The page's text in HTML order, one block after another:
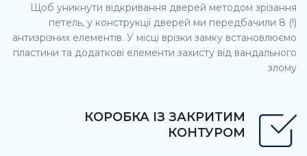
Щоб уникнути відкривання дверей методом зрізання
петель, у конструкції дверей ми передбачили 8 (!)
антизрізних елементів. У місці врізки замку встановлюємо
пластини та додаткові елементи захисту від вандального
злому
КОРОБКА ІЗ ЗАКРИТИМ
КОНТУРОМ